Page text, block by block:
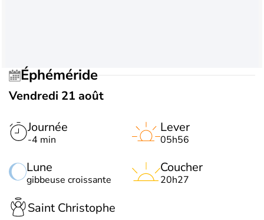
Éphéméride
Vendredi 21 août
Journée
-4 min
Lune
gibbeuse croissante
Lever
05h56
Coucher
20h27
Saint Christophe